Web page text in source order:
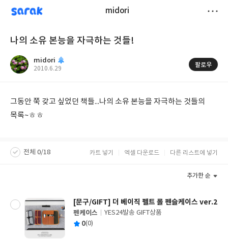
sarak midori
나의 소유 본능을 자극하는 것들!
midori
작
2010.6.29
팔로우
그동안 쭉 갖고 싶었던 책들...나의 소유 본능을 자극하는 것들의
목록~ㅎㅎ
전체 0/18 카트 넣기 엑셀 다운로드 다른 리스트에 넣기
추가한 순
[문구/GIFT] 더 베이직 펠트 롤 펜슬케이스 ver.2
글
쓴
펜케이스
출
YES24발송 GIFT상품
평 0(0)